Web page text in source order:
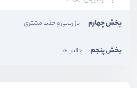
بخش چهارم بازاریابی و جذب مشتری
بخش پنجم چالش‌ها